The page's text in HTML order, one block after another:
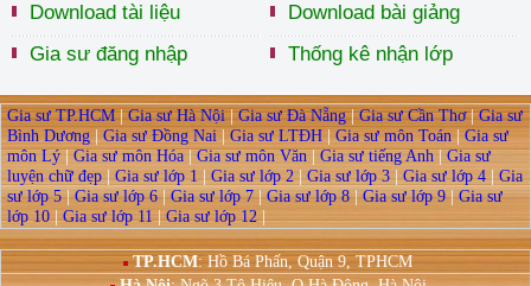
Download tài liệu
Gia sư đăng nhập
Download bài giảng
Thống kê nhận lớp
Gia sư TP.HCM|Gia sư Hà Nội|Gia sư Đà Nẵng|Gia sư Cần Thơ|Gia sư
Bình Dương | Gia sư Đồng Nai | Gia sư LTĐH | Gia sư môn Toán | Gia sư
môn Lý|Gia sư môn Hóa|Gia sư môn Văn|Gia sư tiếng Anh|Gia sư
luyện chữ đẹp | Gia sư lớp 1 | Gia sư lớp 2 | Gia sư lớp 3 | Gia sư lớp 4 | Gia
sư lớp 5|Gia sư lớp 6|Gia sư lớp 7|Gia sư lớp 8|Gia sư lớp 9|Gia sư
lớp 10|Gia sư lớp 11|Gia sư lớp 12|
TP.HCM: Hồ Bá Phấn, Quận 9, TPHCM